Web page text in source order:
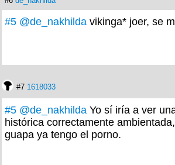
#5 @de_nakhilda vikinga* joer, se
#7 1618033
#5 @de_nakhilda Yo sí iría a ver
histórica correctamente
guapa ya tengo el porno.